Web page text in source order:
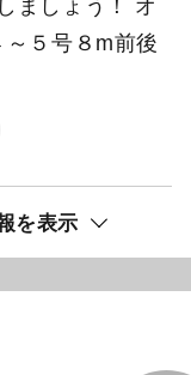
ましょう！ オ
５号８m前後
を表示